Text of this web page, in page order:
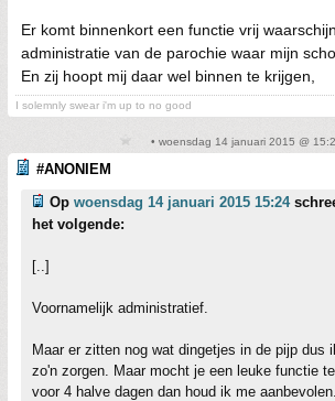
Er komt binnenkort een functie vrij
administratie van de parochie waar mijn
En zij hoopt mij daar wel binnen te krijgen,
I solemnly swear i'm up to no good
• woensdag 14 januari 2015 @
#ANONIEM
Op woensdag 14 januari 2015 15:24
het volgende:
[..]
Voornamelijk administratief.
Maar er zitten nog wat dingetjes in de pijp dus
zo'n zorgen. Maar mocht je een leuke functie
voor 4 halve dagen dan houd ik me aanbevolen.